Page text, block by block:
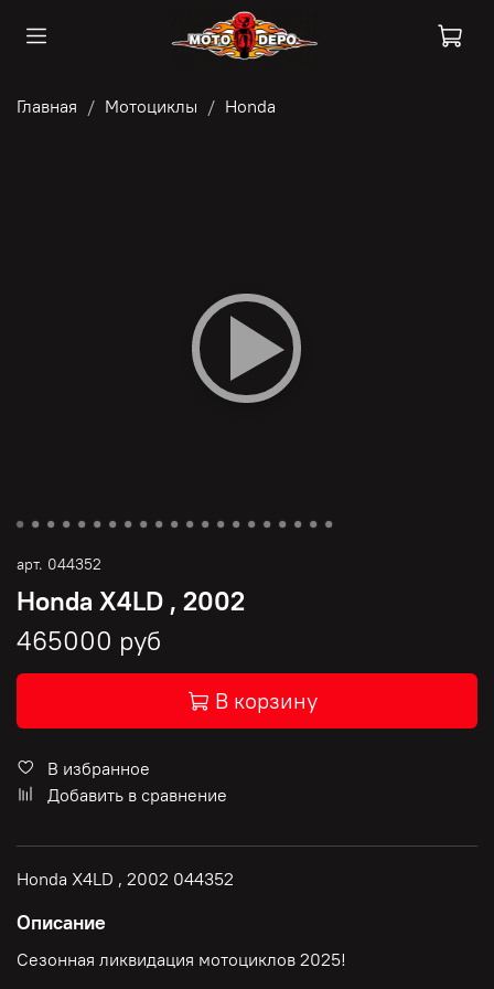
Главная Мотоциклы Honda
арт. 044352
Honda X4LD , 2002
465000 руб
В корзину
В избранное
Добавить в сравнение
Honda X4LD , 2002 044352
Описание
Сезонная ликвидация мотоциклов 2025!